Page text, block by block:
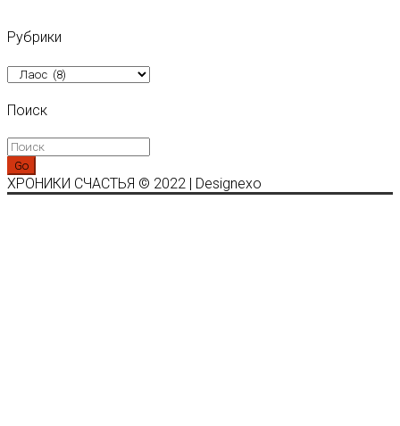
Рубрики
Рубрики
Поиск
Go
ХРОНИКИ СЧАСТЬЯ © 2022 | Designexo